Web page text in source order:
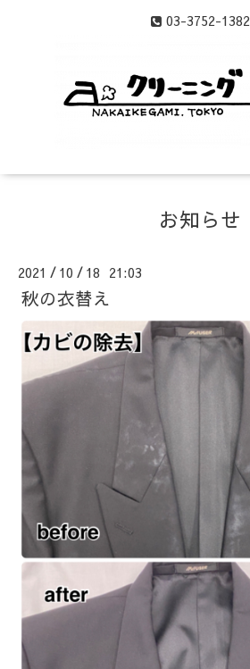
03-3752-1382
お知らせ
2021 / 10 / 18 21:03
秋の衣替え